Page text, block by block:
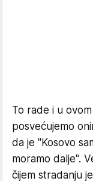
To rade i u
posvećujemo
da je "Kosovo
moramo dalje".
čijem stradanju